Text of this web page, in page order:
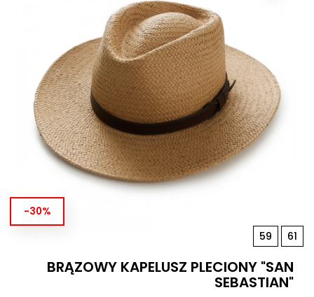
-30%
59 61
BRĄZOWY KAPELUSZ PLECIONY "SAN
SEBASTIAN"